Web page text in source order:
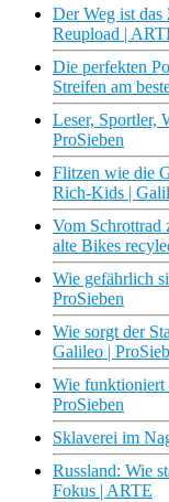
Der Weg ist
Reupload |
Die perfekten
Streifen am
Leser, Sportler,
ProSieben
Flitzen wie die
Rich-Kids |
Vom Schrottrad
alte Bikes
Wie gefährlich
ProSieben
Wie sorgt der
Galileo |
Wie funktioniert
ProSieben
Sklaverei im
Russland: Wie
Fokus | ARTE